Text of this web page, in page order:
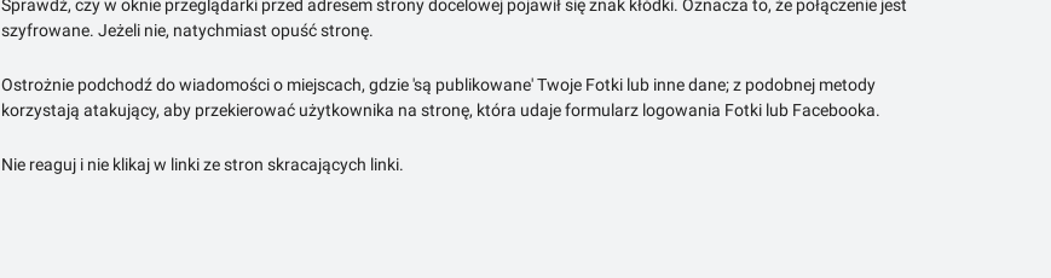
Sprawdź, czy w oknie przeglądarki przed adresem strony docelowej pojawił się znak kłódki. Oznacza to, że połączenie jest
szyfrowane. Jeżeli nie, natychmiast opuść stronę.
Ostrożnie podchodź do wiadomości o miejscach, gdzie 'są publikowane' Twoje Fotki lub inne dane; z podobnej metody
korzystają atakujący, aby przekierować użytkownika na stronę, która udaje formularz logowania Fotki lub Facebooka.
Nie reaguj i nie klikaj w linki ze stron skracających linki.